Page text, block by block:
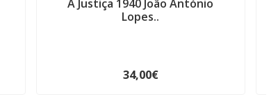
A Justiça 1940 João António
Lopes..
34,00€